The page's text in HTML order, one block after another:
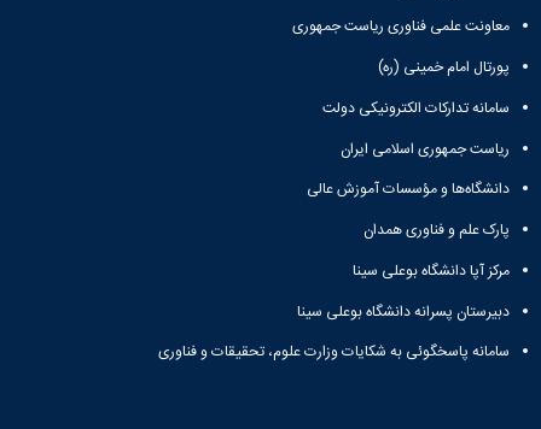
معاونت علمی فناوری ریاست جمهوری
پورتال امام خمینی (ره)
سامانه تدارکات الکترونیکی دولت
ریاست جمهوری اسلامی ایران
دانشگاه‌ها و مؤسسات آموزش عالی
پارک علم و فناوری همدان
مرکز آپا دانشگاه بوعلی سینا
دبیرستان پسرانه دانشگاه بوعلی سینا
سامانه پاسخگوئی به شکایات وزارت علوم، تحقیقات و فناوری